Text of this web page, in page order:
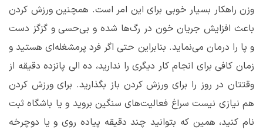
وزن راهکار بسیار خوبی برای این امر است. همچنین ورزش کردن
باعث افزایش جریان خون در رگ‌ها شده و بی‌حسی و گزگز دست
و پا را درمان می‌نماید. بنابراین حتی اگر فرد پرمشغله‌ای هستید و
زمان کافی برای انجام کار دیگری را ندارید، ده الی پانزده دقیقه از
وقتتان در روز را برای ورزش کردن باز بگذارید. برای ورزش کردن
هم نیازی نیست سراغ فعالیت‌های سنگین بروید و یا باشگاه ثبت
نام کنید، همین که بتوانید چند دقیقه پیاده روی و یا دوچرخه